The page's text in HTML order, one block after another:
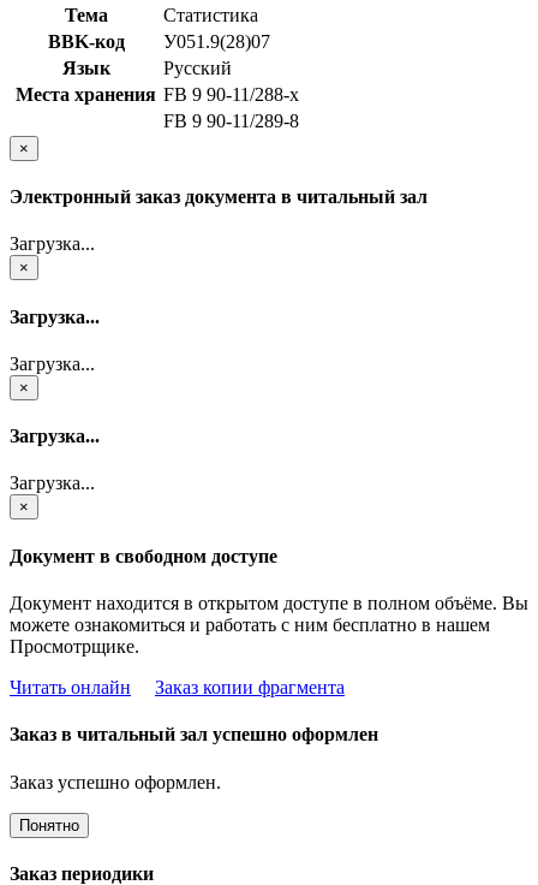
Тема
Статистика
BBK-код
У051.9(28)07
Язык
Русский
Места хранения FB 9 90-11/288-x
FB 9 90-11/289-8
×
Электронный заказ документа в читальный зал
Загрузка...
×
Загрузка...
Загрузка...
×
Загрузка...
Загрузка...
×
Документ в свободном доступе
Документ находится в открытом доступе в полном объёме. Вы
можете ознакомиться и работать с ним бесплатно в нашем
Просмотрщике.
Читать онлайн
Заказ копии фрагмента
Заказ в читальный зал успешно оформлен
Заказ успешно оформлен.
Понятно
Заказ периодики